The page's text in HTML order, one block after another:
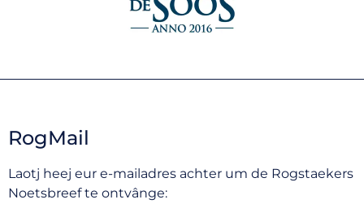
RogMail
Laotj heej eur e-mailadres achter um de Rogstaekers
Noetsbreef te ontvânge: